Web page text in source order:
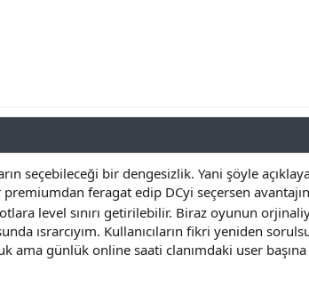
seçebileceği bir dengesizlik. Yani şöyle
feragat edip DCyi seçersen
level sınırı getirilebilir. Biraz oyunun
ısrarcıyım. Kullanıcıların fikri yeniden
ama günlük online saati clanımdaki user